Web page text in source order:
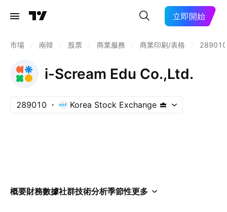
立即開始
市場 南韓 股票 商業服務 商業印刷/表格 289010
i-Scream Edu Co.,Ltd.
289010 Korea Stock Exchange
概要財務數據社群技術分析季節性更多